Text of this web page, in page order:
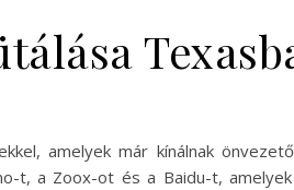
amelyek már kínálnak
t, a Zoox-ot és a Baidu-t,